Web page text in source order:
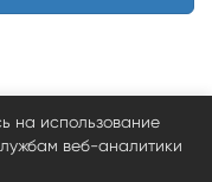
на использование
веб-аналитики